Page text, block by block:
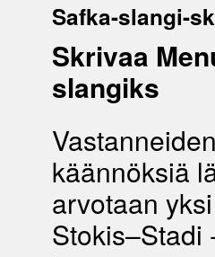
Safka-slangi-
Skrivaa
slangiks
käännöksiä
arvotaan
Stokis–Stadi